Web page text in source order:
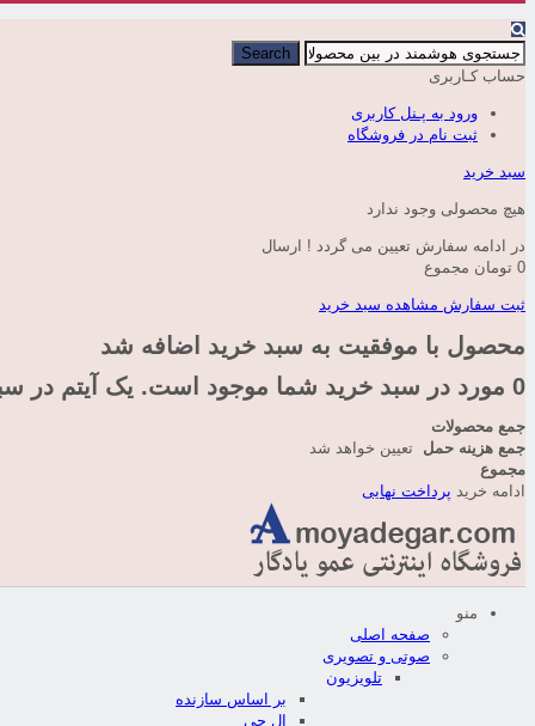
Search
حساب کـاربری
ورود به پـنل کاربری
ثبت نام در فروشگاه
سبد خرید
هیچ محصولی وجود ندارد
در ادامه سفارش تعیین می گردد ! ارسال
0 تومان
مجموع
ثبت سفارش مشاهده سبد خرید
محصول با موفقیت به سبد خرید اضافه شد
0 مورد در سبد خرید شما موجود است. یک آیتم در
جمع محصولات
جمع هزینه حمل تعیین خواهد شد
مجموع
ادامه خرید پرداخت نهایی
منو
صفحه اصلی
صوتی و تصویری
تلویزیون
بر اساس سازنده
ال جی